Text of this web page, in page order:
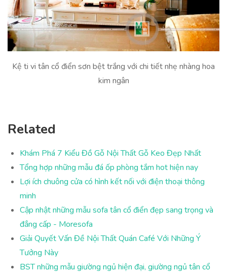
Kệ ti vi tân cổ điển sơn bệt trắng với chi tiết nhẹ nhàng hoa
kim ngân
Related
Khám Phá 7 Kiểu Đồ Gỗ Nội Thất Gỗ Keo Đẹp Nhất
Tổng hợp những mẫu đá ốp phòng tắm hot hiện nay
Lợi ích chuông cửa có hình kết nối với điện thoại thông
minh
Cập nhật những mẫu sofa tân cổ điển đẹp sang trọng và
đẳng cấp - Moresofa
Giải Quyết Vấn Đề Nội Thất Quán Café Với Những Ý
Tưởng Này
BST những mẫu giường ngủ hiện đại, giường ngủ tân cổ